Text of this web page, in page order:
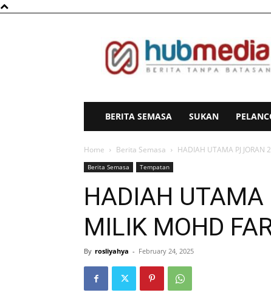
BERITA SEMASA SUKAN
Home Berita Semasa HADIAH UTAMA PJ JORAN
Berita Semasa Tempatan
HADIAH
MILIK MOHD
By rosliyahya - February 24, 2025